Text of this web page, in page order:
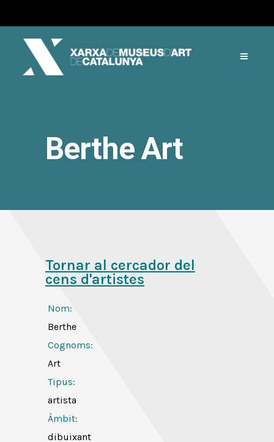
Berthe Art
Tornar al cercador del
cens d'artistes
Nom:
Berthe
Cognoms:
Art
Tipus:
artista
Àmbit:
dibuixant